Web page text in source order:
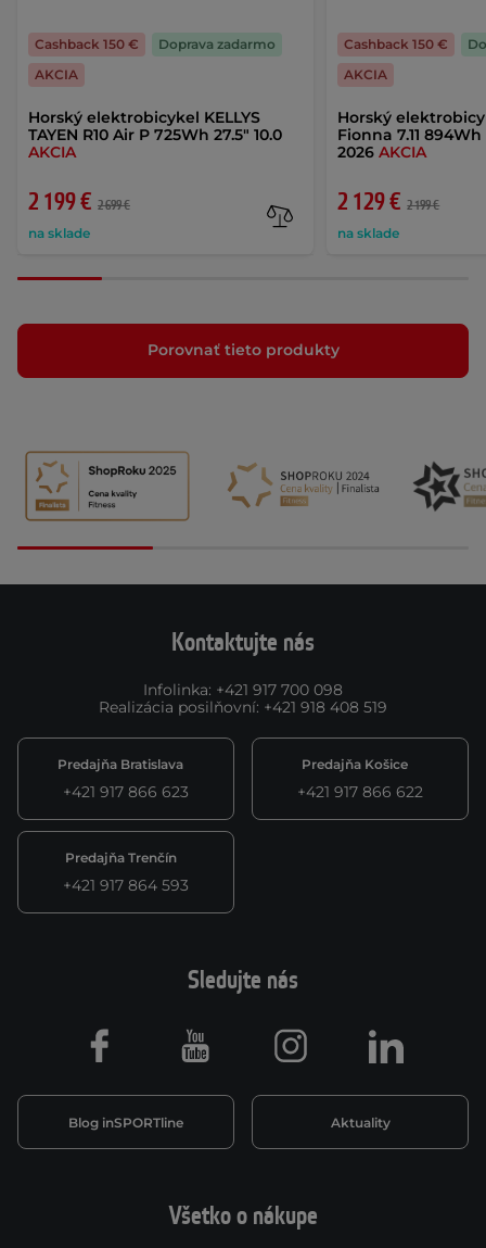
Horský elektrobicykel KELLYS
TAYEN R10 Air P 725Wh 27.5" 10.0
AKCIA
2 199 € 2 699 €
na sklade
Cashback 150 €
Doprava zadarmo
AKCIA
Horský
Fionna 7.11
2026AKCIA
2 129 € 2 199 €
na sklade
Cashback 150 €
AKCIA
Porovnať tieto produkty
Kontaktujte nás
Infolinka: +421 917 700 098
Realizácia posilňovní: +421 918 408 519
Predajňa Bratislava
+421 917 866 623
Predajňa Košice
+421 917 866 622
Predajňa Trenčín
+421 917 864 593
Všetko o nákupe
Sledujte nás
Blog inSPORTline Aktuality
Facebook Youtube Instagram LinkedIn